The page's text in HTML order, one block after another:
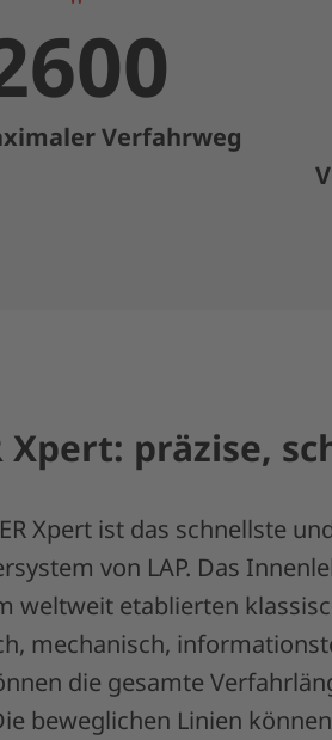
Verfahrweg
Xpert: präzise,
Xpert ist das schnellste
von LAP. Das
weltweit etablierten
mechanisch,
die gesamte
beweglichen Linien